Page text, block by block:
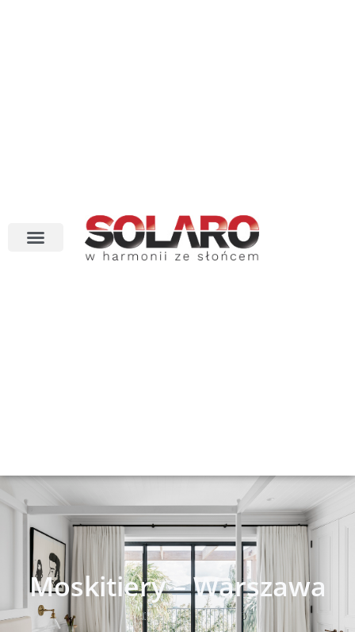
Moskitiery – Warszawa